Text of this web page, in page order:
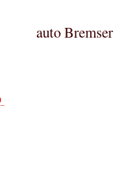
auto Bremser